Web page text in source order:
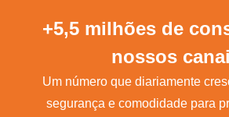
+5,5 milhões de
nossos
Um número que diariamente
segurança e comodidade para